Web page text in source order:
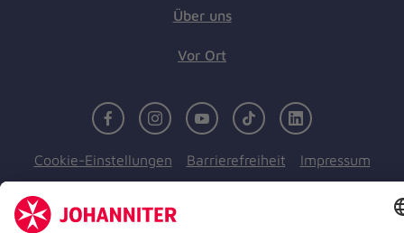
Über uns
Vor Ort
FacebookInstagramYoutubeTikTok LinkedIn
Cookie-Einstellungen Barrierefreiheit Impressum
Kontakt